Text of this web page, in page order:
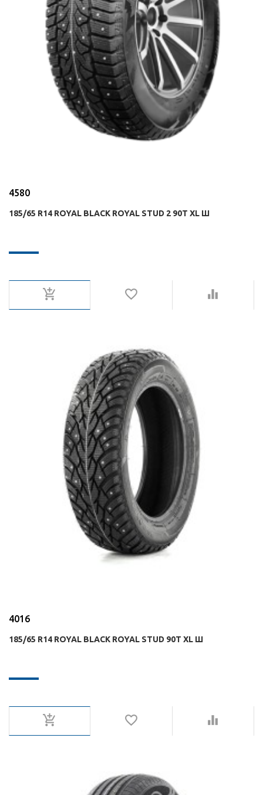
4580
185/65 R14 ROYAL BLACK ROYAL STUD 2 90T XL Ш
4016
185/65 R14 ROYAL BLACK ROYAL STUD 90T XL Ш